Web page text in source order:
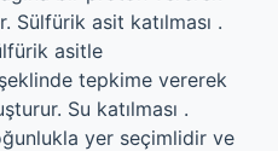
Sülfürik asit katılması .
asitle
tepkime vererek
Su katılması .
yer seçimlidir ve